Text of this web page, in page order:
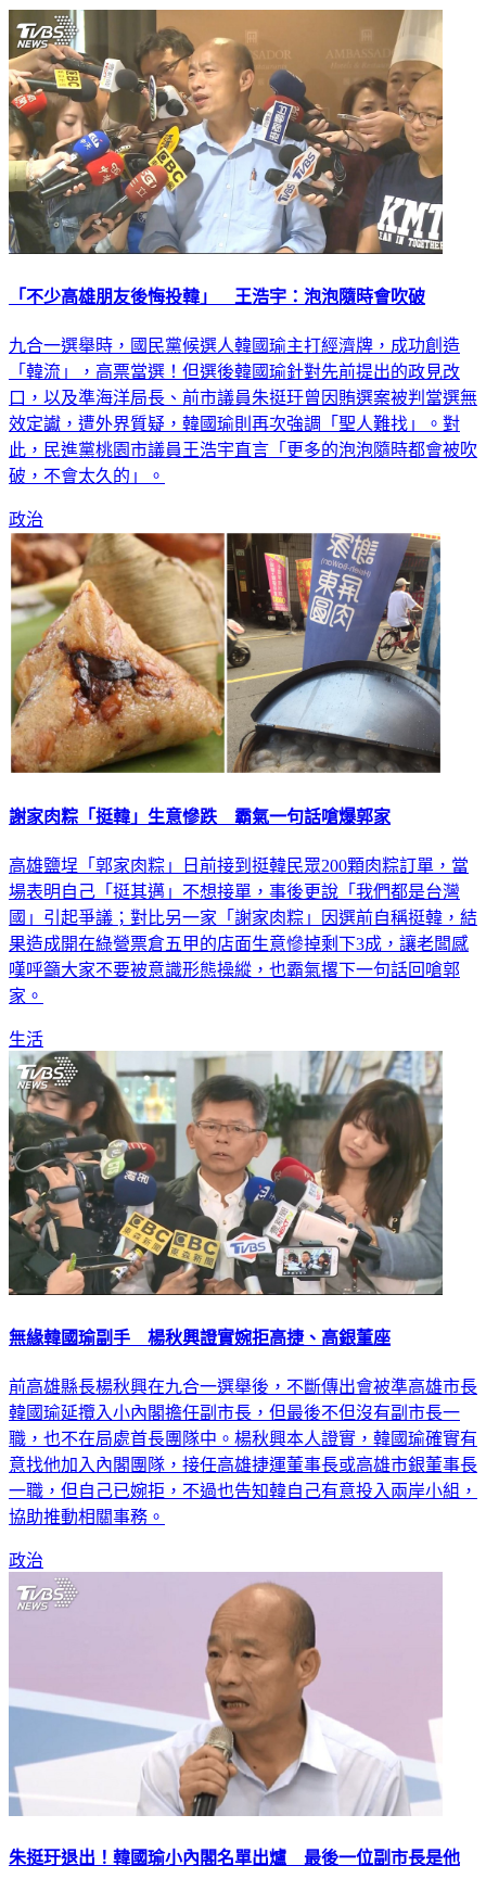
「不少高雄朋友後悔投韓」 王浩宇：泡泡隨時會吹破
九合一選舉時，國民黨候選人韓國瑜主打經濟牌，成功創造
「韓流」，高票當選！但選後韓國瑜針對先前提出的政見改
口，以及準海洋局長、前市議員朱挺玗曾因賄選案被判當選無
效定讞，遭外界質疑，韓國瑜則再次強調「聖人難找」。對
此，民進黨桃園市議員王浩宇直言「更多的泡泡隨時都會被吹
破，不會太久的」。
政治
謝家肉粽「挺韓」生意慘跌 霸氣一句話嗆爆郭家
高雄鹽埕「郭家肉粽」日前接到挺韓民眾200顆肉粽訂單，當
場表明自己「挺其邁」不想接單，事後更說「我們都是台灣
國」引起爭議；對比另一家「謝家肉粽」因選前自稱挺韓，結
果造成開在綠營票倉五甲的店面生意慘掉剩下3成，讓老闆感
嘆呼籲大家不要被意識形態操縱，也霸氣撂下一句話回嗆郭
家。
生活
無緣韓國瑜副手 楊秋興證實婉拒高捷、高銀董座
前高雄縣長楊秋興在九合一選舉後，不斷傳出會被準高雄市長
韓國瑜延攬入小內閣擔任副市長，但最後不但沒有副市長一
職，也不在局處首長團隊中。楊秋興本人證實，韓國瑜確實有
意找他加入內閣團隊，接任高雄捷運董事長或高雄市銀董事長
一職，但自己已婉拒，不過也告知韓自己有意投入兩岸小組，
協助推動相關事務。
政治
朱挺玗退出！韓國瑜小內閣名單出爐 最後一位副市長是他